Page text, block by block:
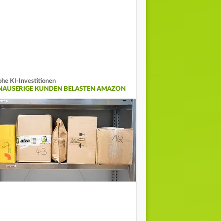
KI-Investitionen
KUNDEN BELASTEN AMAZON